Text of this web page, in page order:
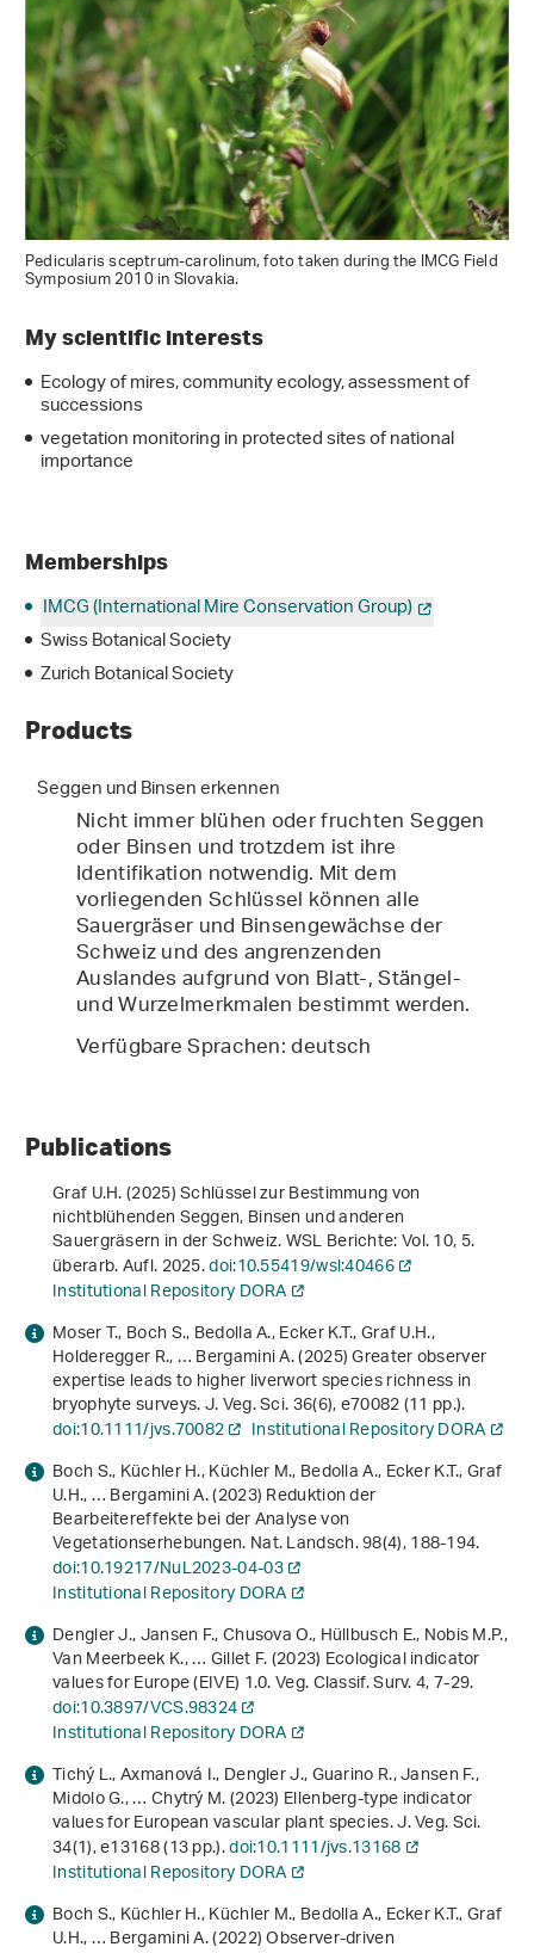
Pedicularis sceptrum-carolinum, foto taken during the IMCG Field
Symposium 2010 in Slovakia.
My scientific interests
Ecology of mires, community ecology, assessment of
successions
vegetation monitoring in protected sites of national
importance
Memberships
IMCG (International Mire Conservation Group)
Swiss Botanical Society
Zurich Botanical Society
Products
Seggen und Binsen erkennen
Nicht immer blühen oder fruchten Seggen
oder Binsen und trotzdem ist ihre
Identifikation notwendig. Mit dem
vorliegenden Schlüssel können alle
Sauergräser und Binsengewächse der
Schweiz und des angrenzenden
Auslandes aufgrund von Blatt-, Stängel-
und Wurzelmerkmalen bestimmt werden.
Verfügbare Sprachen: deutsch
Publications
Graf U.H. (2025)Schlüssel zur Bestimmung von
nichtblühenden Seggen, Binsen und anderen
Sauergräsern in der Schweiz. WSL Berichte: Vol. 10, 5.
überarb. Aufl. 2025.doi:10.55419/wsl:40466
Institutional Repository DORA
Moser T., Boch S., Bedolla A., Ecker K.T., Graf U.H.,
Holderegger R., … Bergamini A. (2025) Greater observer
expertise leads to higher liverwort species richness in
bryophyte surveys. J. Veg. Sci.36(6), e70082 (11 pp.).
doi:10.1111/jvs.70082
Institutional Repository DORA
Boch S., Küchler H., Küchler M., Bedolla A., Ecker K.T., Graf
U.H., … Bergamini A. (2023) Reduktion der
Bearbeitereffekte bei der Analyse von
Vegetationserhebungen. Nat. Landsch.98(4), 188-194.
doi:10.19217/NuL2023-04-03
Institutional Repository DORA
Dengler J., Jansen F., Chusova O., Hüllbusch E., Nobis M.P.,
Van Meerbeek K., … Gillet F. (2023) Ecological indicator
values for Europe (EIVE) 1.0. Veg. Classif. Surv.4, 7-29.
doi:10.3897/VCS.98324
Institutional Repository DORA
Tichý L., Axmanová I., Dengler J., Guarino R., Jansen F.,
Midolo G., … Chytrý M. (2023) Ellenberg‐type indicator
values for European vascular plant species. J. Veg. Sci.
34(1), e13168 (13 pp.).doi:10.1111/jvs.13168
Institutional Repository DORA
Boch S., Küchler H., Küchler M., Bedolla A., Ecker K.T., Graf
U.H., … Bergamini A. (2022) Observer‐driven